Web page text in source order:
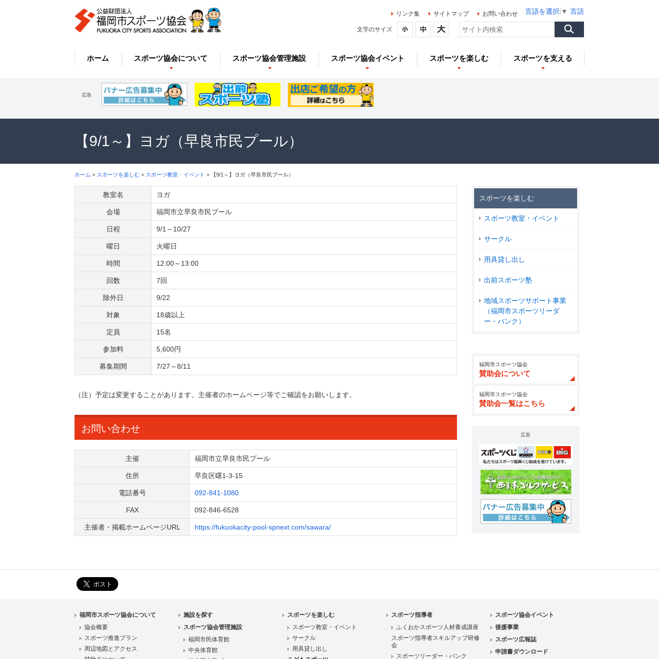
リンク集 サイトマップ お問い合わせ 言語を選択 ▼ 言語を選択
文字のサイズ
ホーム スポーツ協会について スポーツ協会管理施設 スポーツ協会イベント スポーツを楽しむ スポーツを支える
広告
【9/1～】ヨガ（早良市民プール）
ホーム > スポーツを楽しむ > スポーツ教室・イベント > 【9/1～】ヨガ（早良市民プール）
スポーツを楽しむ
スポーツ教室・イベント
サークル
用具貸し出し
出前スポーツ塾
地域スポーツサポート事業
（福岡市スポーツリーダ
ー・バンク）
福岡市スポーツ協会
賛助会について
福岡市スポーツ協会
賛助会一覧はこちら
広告
教室名 ヨガ
会場 福岡市立早良市民プール
日程 9/1～10/27
曜日 火曜日
時間 12:00～13:00
回数 7回
除外日 9/22
対象 18歳以上
定員 15名
参加料 5,600円
募集期間 7/27～8/11
（注）予定は変更することがあります。主催者のホームページ等でご確認をお願いします。
お問い合わせ
主催 福岡市立早良市民プール
住所 早良区曙1-3-15
電話番号 092-841-1080
FAX 092-846-6528
主催者・掲載ホームページURL https://fukuokacity-pool-spnext.com/sawara/
福岡市スポーツ協会について
協会概要
スポーツ推進プラン
周辺地図とアクセス
施設を探す
スポーツ協会管理施設
福岡市民体育館
中央体育館
スポーツを楽しむ
スポーツ教室・イベント
サークル
用具貸し出し
スポーツ指導者
ふくおかスポーツ人材養成講座
スポーツ指導者スキルアップ研修
会
スポーツリーダー・バンク
スポーツ協会イベント
後援事業
スポーツ広報誌
申請書ダウンロード